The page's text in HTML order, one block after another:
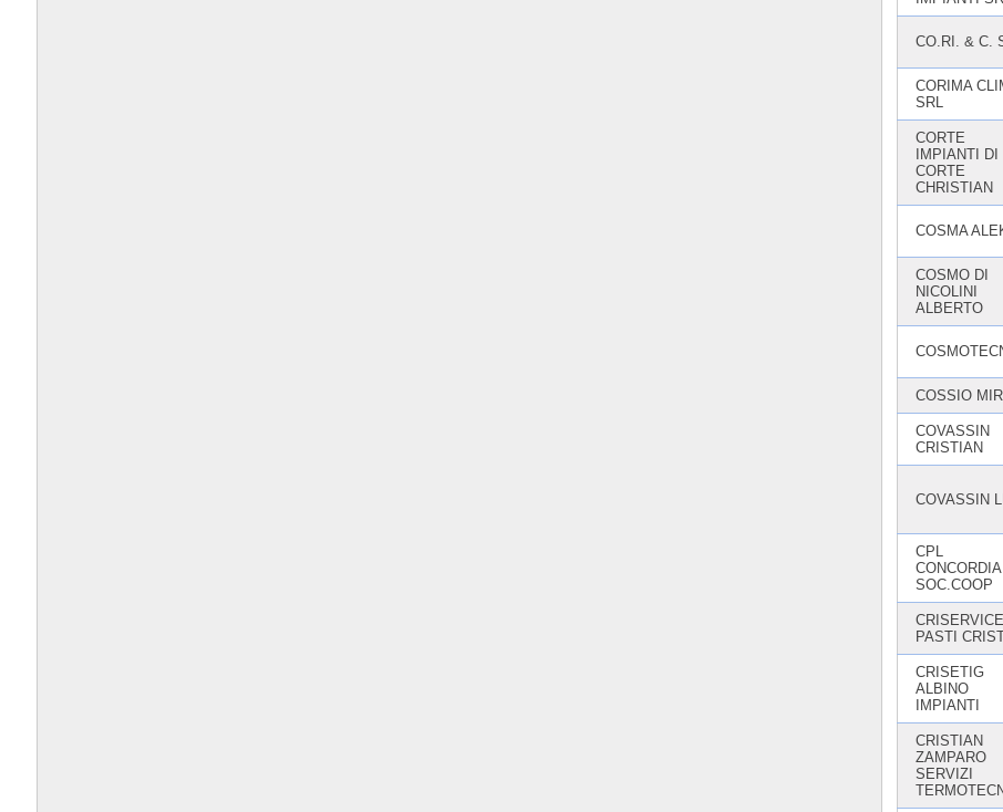
CO.RI. & C.
CORIMA
SRL
CORTE
IMPIANTI DI
CORTE
CHRISTIAN
COSMA
COSMO DI
NICOLINI
ALBERTO
COSSIO
COVASSIN
CRISTIAN
COVASSIN
CPL
CONCORDIA
SOC.COOP
PASTI
CRISETIG
ALBINO
IMPIANTI
CRISTIAN
ZAMPARO
SERVIZI